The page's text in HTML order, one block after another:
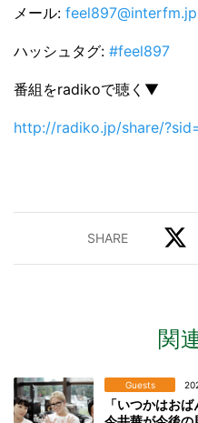
メール: feel897@interfm.jp
ハッシュタグ: #feel897
番組をradikoで聴く▼
http://radiko.jp/share/
関
Guests
「いつかはお